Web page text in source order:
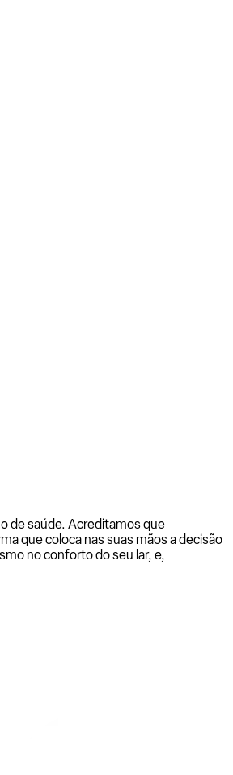
de saúde. Acreditamos que
que coloca nas suas mãos a decisão
no conforto do seu lar, e,